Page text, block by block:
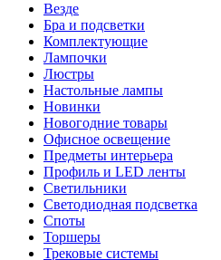
Везде
Бра и подсветки
Комплектующие
Лампочки
Люстры
Настольные лампы
Новинки
Новогодние товары
Офисное освещение
Предметы интерьера
Профиль и LED ленты
Светильники
Светодиодная подсветка
Споты
Торшеры
Трековые системы